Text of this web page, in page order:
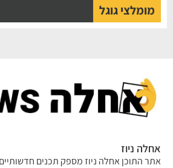
מומלצי גוגל
ניוז
התוכן אחלה ניוז מספק תכנים חדשותיים